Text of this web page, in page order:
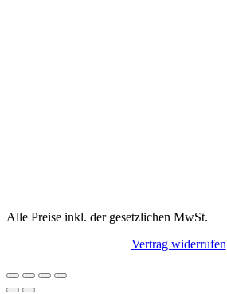
Alle Preise inkl. der gesetzlichen MwSt.
Vertrag widerrufen